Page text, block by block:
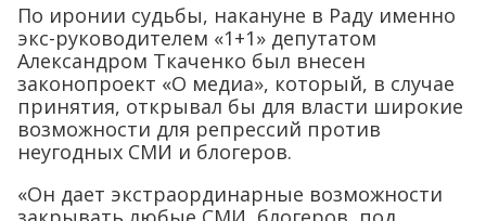
По иронии судьбы, накануне в Раду именно
экс-руководителем «1+1» депутатом
Александром Ткаченко был внесен
законопроект «О медиа», который, в случае
принятия, открывал бы для власти широкие
возможности для репрессий против
неугодных СМИ и блогеров.
«Он дает экстраординарные возможности